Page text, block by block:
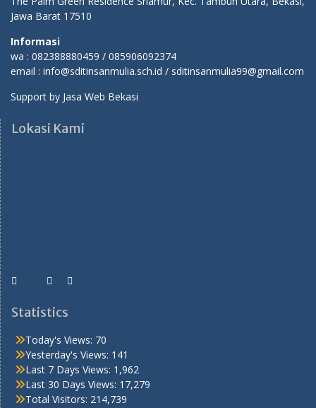
Jawa Barat 17510
Informasi
wa : 082388880459 / 085906092374
email : info@sditinsanmulia.sch.id / sditinsanmulia99@gmail.com
Support by Jasa Web Bekasi
Lokasi Kami
Statistics
Today's Views: 70
Yesterday's Views: 141
Last 7 Days Views: 1,962
Last 30 Days Views: 17,279
Total Visitors: 214,739